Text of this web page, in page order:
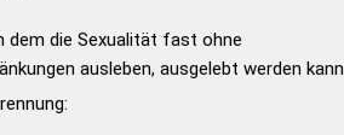
dem die Sexualität fast ohne
ausleben, ausgelebt werden kann